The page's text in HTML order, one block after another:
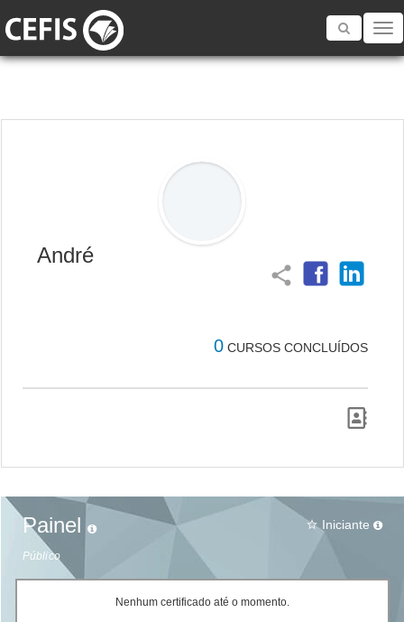
Toggle
André
share
0 CURSOS CONCLUÍDOS
Painel
Público
star_border Iniciante
Nenhum certificado até o momento.